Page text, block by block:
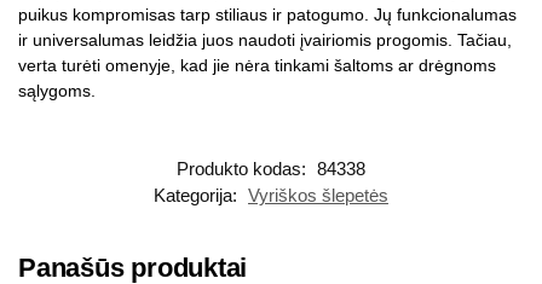
puikus kompromisas tarp stiliaus ir patogumo. Jų funkcionalumas
ir universalumas leidžia juos naudoti įvairiomis progomis. Tačiau,
verta turėti omenyje, kad jie nėra tinkami šaltoms ar drėgnoms
sąlygoms.
Produkto kodas: 84338
Kategorija: Vyriškos šlepetės
Panašūs produktai